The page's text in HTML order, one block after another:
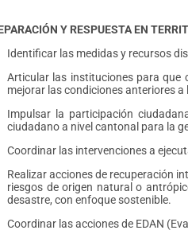
Y RESPUESTA EN
Identificar las medidas y recursos
Articular las instituciones para que
mejorar las condiciones anteriores
Impulsar la participación
ciudadano a nivel cantonal para la
Coordinar las intervenciones a
Realizar acciones de recuperación
riesgos de origen natural o
desastre, con enfoque sostenible.
Coordinar las acciones de EDAN